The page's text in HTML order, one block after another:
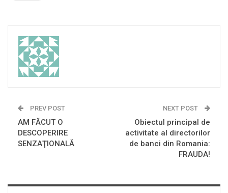
PREV POST
AM FĂCUT O
DESCOPERIRE
SENZAŢIONALĂ
NEXT POST
Obiectul principal de
activitate al directorilor
de banci din Romania:
FRAUDA!